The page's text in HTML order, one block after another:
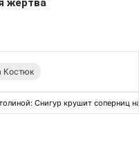
Костюк
Снигур крушит соперниц